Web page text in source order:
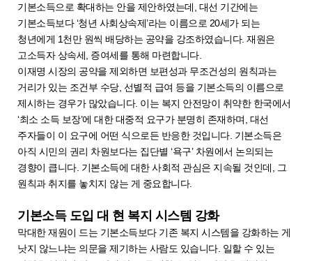
기본소득으로 확대하는 안을 제안하였는데, 대선 기간에는
기본소득보다 ‘청년 사회상속제’라는 이름으로 20세가 되는
청년에게 1천만 원씩 배당하는 공약을 강조하였습니다. 재원은
고소득자 상속세, 증여세를 통해 마련합니다.
이재명 시장의 공약을 제외하면 보편성과 무조건성의 원칙과는
거리가 있는 조건부 수당, 선별적 급여 등을 기본소득의 이름으로
제시하는 경우가 많았습니다. 이는 복지 안전망이 취약한 한국에서
‘최소 소득 보장’에 대한 대중적 요구가 분명히 존재하며, 대선
주자들이 이 요구에 어떤 식으로든 반응한 것입니다. 기본소득은
아직 시민의 권리 차원보다는 집단별 ‘욕구’ 차원에서 논의되는
경향이 큽니다. 기본소득에 대한 사회적 관심은 지속될 것인데, 그
원칙과 취지를 놓치지 않는 게 중요합니다.
기본소득 도입 대 현 복지 시스템 강화
막대한 재원이 드는 기본소득보다 기존 복지 시스템을 강화하는 게
낫지 않느냐는 의문을 제기하는 사람도 있습니다. 일할 수 있는